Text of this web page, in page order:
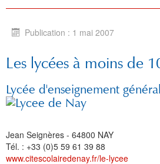
Publication : 1 mai 2007
Les lycées à moins de
Lycée d'enseignement
Jean Seignères - 64800 NAY
Tél. : +33 (0)5 59 61 39 88
www.citescolairedenay.fr/le-lycee